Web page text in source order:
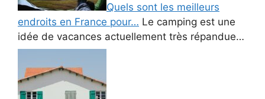
Quels sont les meilleurs
endroits en France pour… Le camping est une
idée de vacances actuellement très répandue…